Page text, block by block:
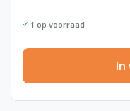
1 op voorraad
In